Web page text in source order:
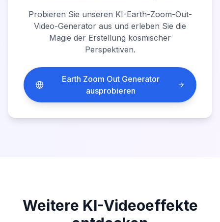
Probieren Sie unseren KI-Earth-Zoom-Out-
Video-Generator aus und erleben Sie die
Magie der Erstellung kosmischer
Perspektiven.
Earth Zoom Out Generator
ausprobieren
Weitere KI-Videoeffekte